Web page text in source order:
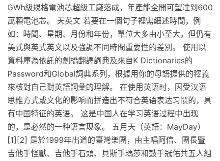
GWh級規格電池芯超級工廠落成，年產能全開可望達到600
萬顆電池芯。 天英文 若要在一個句子裡需細述時間，例
如：時間、星期、月份和年份，單位大多由小至大，但仍有
美式與英式英文以及強調不同時間重要性的差別。 使用以
資料庫為依託的劍橋翻譯詞典及來自K Dictionaries的
Password和Global詞典系列，根據用你的母語提供的釋義
來核對自己對英語詞彙的理解。 在使用英语时，因受汉语
思维方式或文化的影响而拼造出不符合英语表达习惯的，具
有中国特征的英语。 这是中国人在学习英语过程中出现
的，是必然的一种语言现象。 五月天（英語：MayDay）
[1][2] 是於1999年出道的臺灣樂團，由主唱阿信、團長暨
吉他手怪獸、吉他手石頭、貝斯手瑪莎和鼓手冠佑共五人組